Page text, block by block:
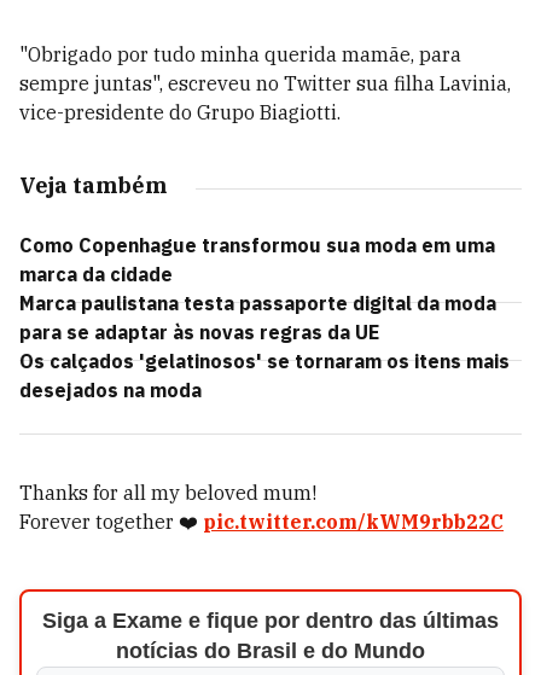
"Obrigado por tudo minha querida mamãe, para
sempre juntas", escreveu no Twitter sua filha Lavinia,
vice-presidente do Grupo Biagiotti.
Veja também
Como Copenhague transformou sua moda em uma
marca da cidade
Marca paulistana testa passaporte digital da moda
para se adaptar às novas regras da UE
Os calçados 'gelatinosos' se tornaram os itens mais
desejados na moda
Thanks for all my beloved mum!
Forever together ❤️ pic.twitter.com/kWM9rbb22C
Siga a Exame e fique por dentro das últimas
notícias do Brasil e do Mundo